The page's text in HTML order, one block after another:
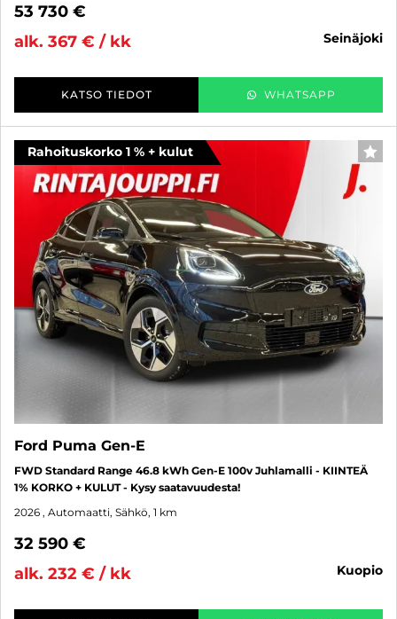
53 730 €
alk. 367 € / kk
seinäjoki
KATSO TIEDOT WHATSAPP
Rahoituskorko 1 % + kulut
Ford Puma Gen-E
FWD Standard Range 46.8 kWh Gen-E 100v Juhlamalli - KIINTEÄ
1% KORKO + KULUT - Kysy saatavuudesta!
2026 , Automaatti, Sähkö, 1 km
32 590 €
alk. 232 € / kk
kuopio